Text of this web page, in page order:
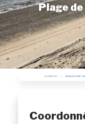
Plage
GODBOUT BUREAU